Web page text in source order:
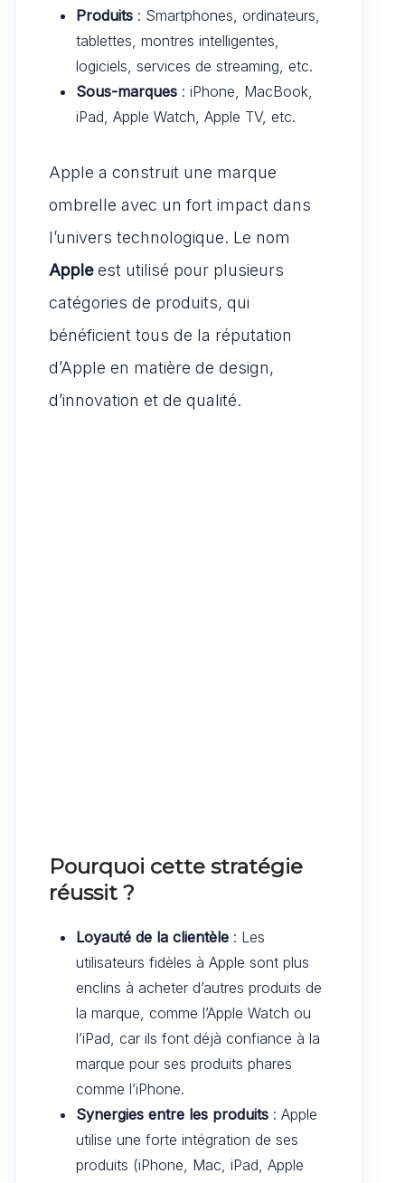
Produits : Smartphones, ordinateurs,
tablettes, montres intelligentes,
logiciels, services de streaming, etc.
Sous-marques : iPhone, MacBook,
iPad, Apple Watch, Apple TV, etc.
Apple a construit une marque
ombrelle avec un fort impact dans
l’univers technologique. Le nom
Appleest utilisé pour plusieurs
catégories de produits, qui
bénéficient tous de la réputation
d’Apple en matière de design,
d’innovation et de qualité.
Pourquoi cette stratégie
réussit ?
Loyauté de la clientèle : Les
utilisateurs fidèles à Apple sont plus
enclins à acheter d’autres produits de
la marque, comme l’Apple Watch ou
l’iPad, car ils font déjà confiance à la
marque pour ses produits phares
comme l’iPhone.
Synergies entre les produits : Apple
utilise une forte intégration de ses
produits (iPhone, Mac, iPad, Apple